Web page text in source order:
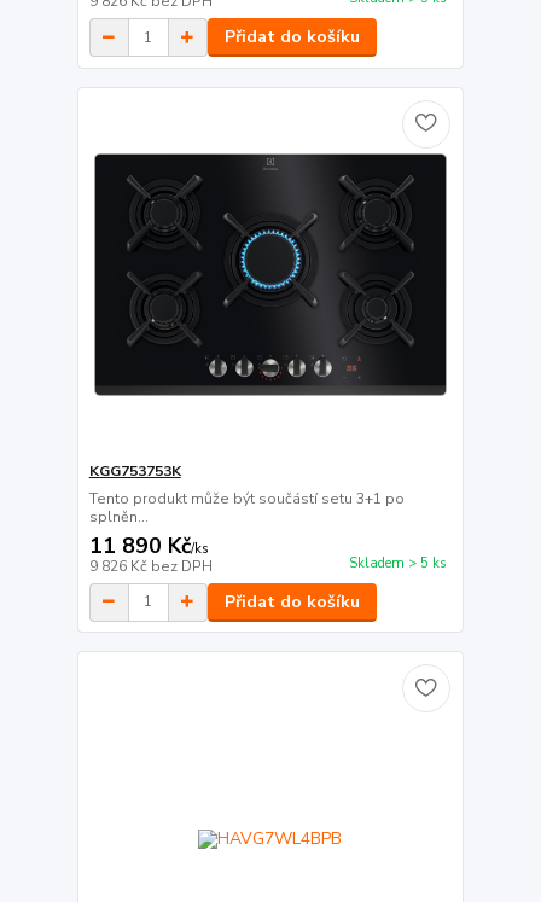
Přidat do košíku
KGG753753K
Tento produkt může být součástí setu 3+1 po
splněn...
11 890 Kč/ks
9 826 Kč bez DPH Skladem > 5 ks
Přidat do košíku